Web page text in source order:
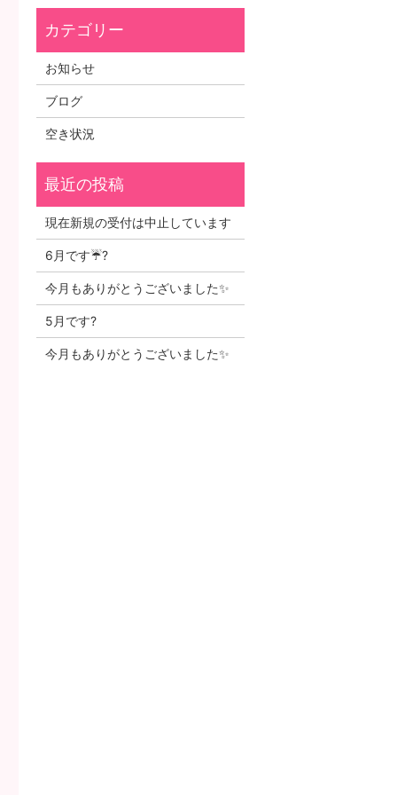
お知らせ
ブログ
空き状況
現在新規の受付は中止しています
6月です☔?
今月もありがとうございました✨
5月です?
今月もありがとうございました✨